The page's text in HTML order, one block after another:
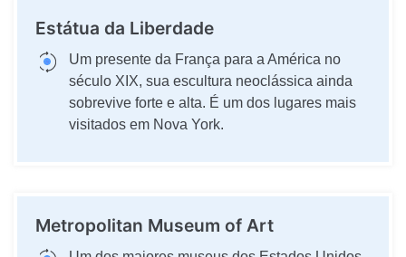
Estátua da Liberdade
Um presente da França para a América no
século XIX, sua escultura neoclássica ainda
sobrevive forte e alta. É um dos lugares mais
visitados em Nova York.
Metropolitan Museum of Art